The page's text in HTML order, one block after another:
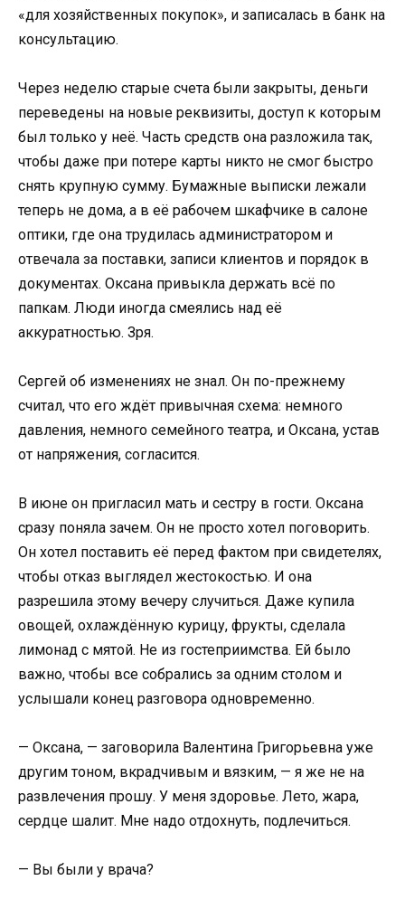
«для хозяйственных покупок», и записалась в банк на
консультацию.
Через неделю старые счета были закрыты, деньги
переведены на новые реквизиты, доступ к которым
был только у неё. Часть средств она разложила так,
чтобы даже при потере карты никто не смог быстро
снять крупную сумму. Бумажные выписки лежали
теперь не дома, а в её рабочем шкафчике в салоне
оптики, где она трудилась администратором и
отвечала за поставки, записи клиентов и порядок в
документах. Оксана привыкла держать всё по
папкам. Люди иногда смеялись над её
аккуратностью. Зря.
Сергей об изменениях не знал. Он по-прежнему
считал, что его ждёт привычная схема: немного
давления, немного семейного театра, и Оксана, устав
от напряжения, согласится.
В июне он пригласил мать и сестру в гости. Оксана
сразу поняла зачем. Он не просто хотел поговорить.
Он хотел поставить её перед фактом при свидетелях,
чтобы отказ выглядел жестокостью. И она
разрешила этому вечеру случиться. Даже купила
овощей, охлаждённую курицу, фрукты, сделала
лимонад с мятой. Не из гостеприимства. Ей было
важно, чтобы все собрались за одним столом и
услышали конец разговора одновременно.
— Оксана, — заговорила Валентина Григорьевна уже
другим тоном, вкрадчивым и вязким, — я же не на
развлечения прошу. У меня здоровье. Лето, жара,
сердце шалит. Мне надо отдохнуть, подлечиться.
— Вы были у врача?